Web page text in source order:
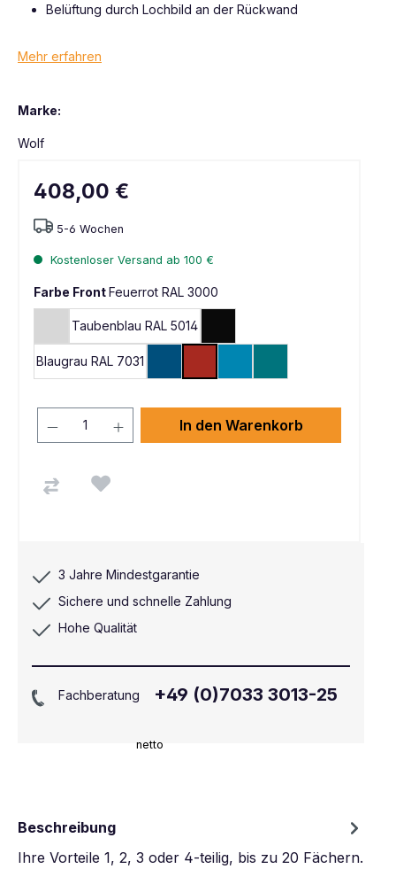
Belüftung durch Lochbild an der Rückwand
Mehr erfahren
Marke:
Wolf
408,00 €
netto
5-6 Wochen
Kostenloser Versand ab 100 €
Farbe FrontFeuerrot RAL 3000
Taubenblau RAL 5014
Blaugrau RAL 7031
In den Warenkorb
3 Jahre Mindestgarantie
Sichere und schnelle Zahlung
Hohe Qualität
Fachberatung +49 (0)7033 3013-25
Beschreibung
Ihre Vorteile 1, 2, 3 oder 4-teilig, bis zu 20 Fächern.